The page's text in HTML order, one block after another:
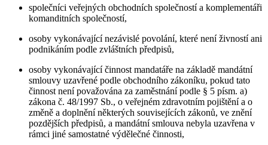
společníci veřejných obchodních společností a komplementáři
komanditních společností,
osoby vykonávající nezávislé povolání, které není živností ani
podnikáním podle zvláštních předpisů,
osoby vykonávající činnost mandatáře na základě mandátní
smlouvy uzavřené podle obchodního zákoníku, pokud tato
činnost není považována za zaměstnání podle § 5 písm. a)
zákona č. 48/1997 Sb., o veřejném zdravotním pojištění a o
změně a doplnění některých souvisejících zákonů, ve znění
pozdějších předpisů, a mandátní smlouva nebyla uzavřena v
rámci jiné samostatné výdělečné činnosti,